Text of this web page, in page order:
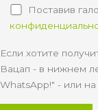
Поставив
Если хотите
Вацап - в нижнем
WhatsApp!" - или на